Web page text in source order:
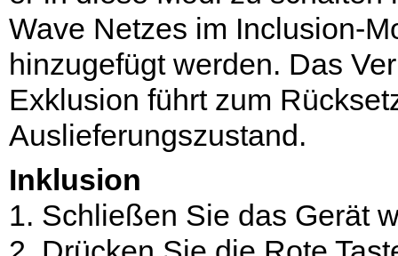
Wave Netzes im Inclusion-
hinzugefügt werden. Das
Exklusion führt zum
Auslieferungszustand.
Inklusion
1. Schließen Sie das Gerät